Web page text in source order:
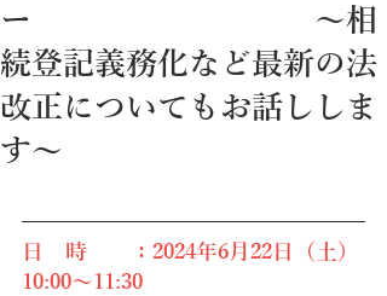
ー ～相
続登記義務化など最新の法
改正についてもお話ししま
す～
日　時　　：2024年6月22日（土）
10:00～11:30